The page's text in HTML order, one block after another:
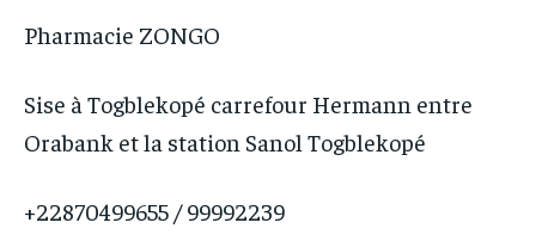
Pharmacie ZONGO
Sise à Togblekopé carrefour Hermann entre
Orabank et la station Sanol Togblekopé
+22870499655 / 99992239